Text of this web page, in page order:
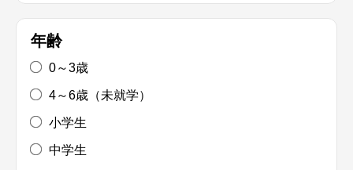
年齢
0～3歳
4～6歳（未就学）
小学生
中学生